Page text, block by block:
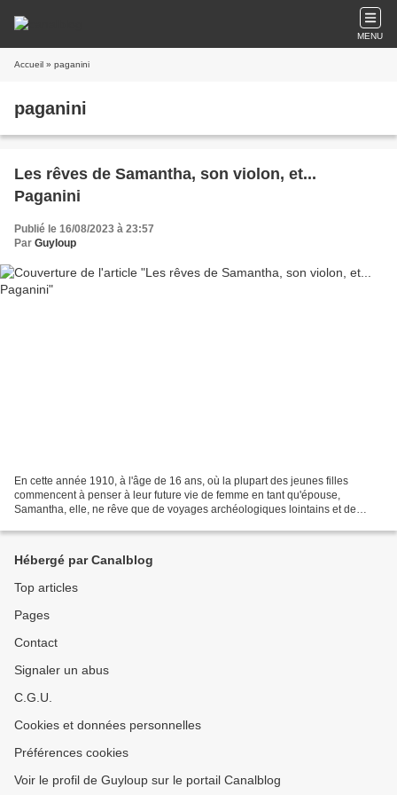
MENU
Accueil » paganini
paganini
Les rêves de Samantha, son violon, et...
Paganini
Publié le 16/08/2023 à 23:57
Par Guyloup
En cette année 1910, à l'âge de 16 ans, où la plupart des jeunes filles
commencent à penser à leur future vie de femme en tant qu'épouse,
Samantha, elle, ne rêve que de voyages archéologiques lointains et de
Hébergé par Canalblog
Top articles
Pages
Contact
Signaler un abus
C.G.U.
Cookies et données personnelles
Préférences cookies
Voir le profil de Guyloup sur le portail Canalblog